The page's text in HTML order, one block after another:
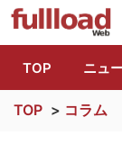
TOP ニュ
TOP > コラム